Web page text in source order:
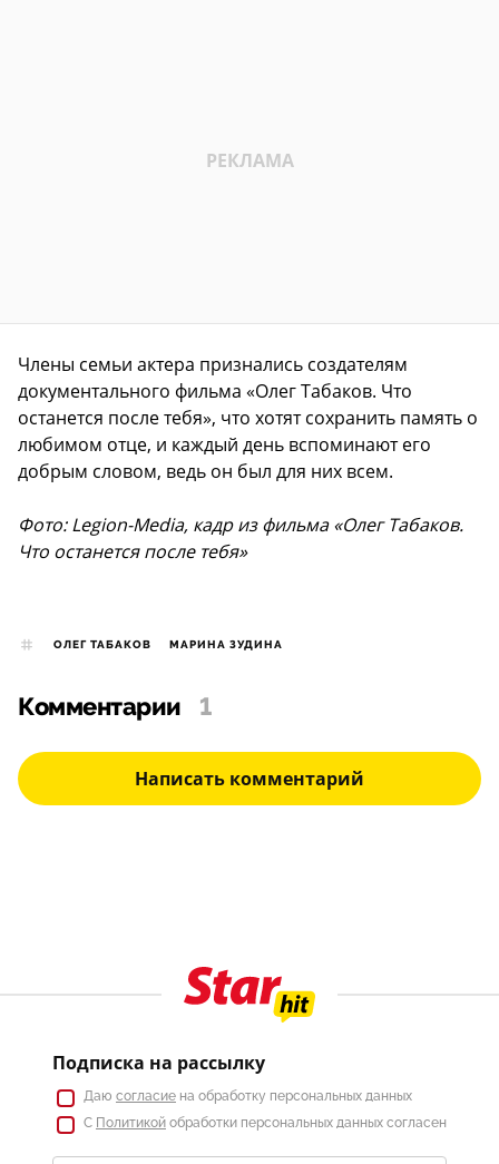
Члены семьи актера признались создателям
документального фильма «Олег Табаков. Что
останется после тебя», что хотят сохранить память о
любимом отце, и каждый день вспоминают его
добрым словом, ведь он был для них всем.
Фото: Legion-Media, кадр из фильма «Олег Табаков.
Что останется после тебя»
ОЛЕГ ТАБАКОВ МАРИНА ЗУДИНА
Комментарии 1
Написать комментарий
Подписка на рассылку
Даю согласие на обработку персональных данных
С Политикой обработки персональных данных согласен